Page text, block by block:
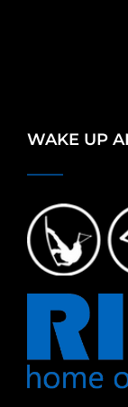
WAKE UP